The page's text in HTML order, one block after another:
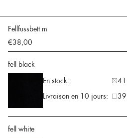
Fellfussbett m
€38,00
fell black
En stock:
41
Livraison en 10 jours:
39
fell white